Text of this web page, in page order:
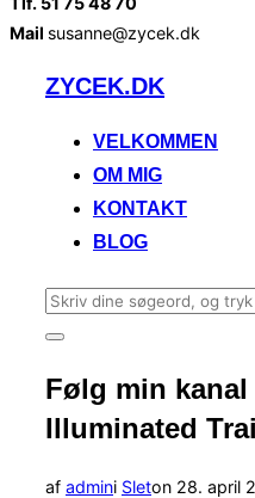
Mail susanne@zycek.dk
VidereZYCEK.DK
VELKOMMEN
OM MIG
KONTAKT
BLOG
Søg
efter:
Slå
i
sidekolonne
til/fra
Følg min
Illuminated
af admini Sleton Udgivet
28. april